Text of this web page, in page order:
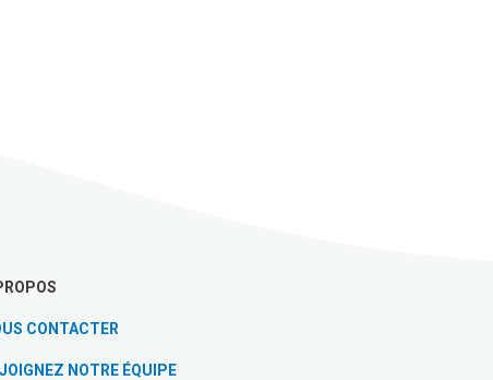
CONTACTER
NOTRE ÉQUIPE